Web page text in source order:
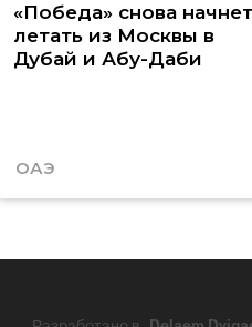
«Победа» снова начнет
летать из Москвы в
Дубай и Абу-Даби
ОАЭ